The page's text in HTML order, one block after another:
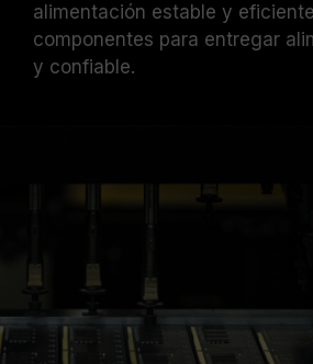
alimentación estable y
componentes para entregar
y confiable.